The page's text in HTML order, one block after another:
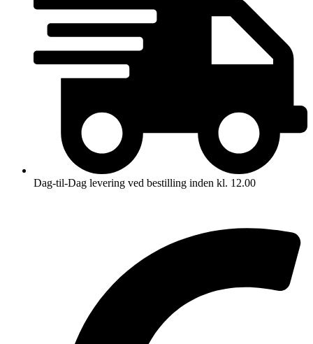
Dag-til-Dag levering ved bestilling inden kl. 12.00